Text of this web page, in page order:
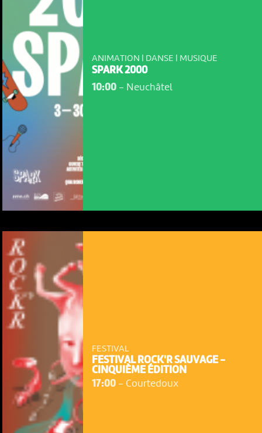
ANIMATION | DANSE | MUSIQUE
SPARK 2000
10:00- Neuchâtel
FESTIVAL
FESTIVAL ROCK'R SAUVAGE -
CINQUIÈME ÉDITION
17:00- Courtedoux